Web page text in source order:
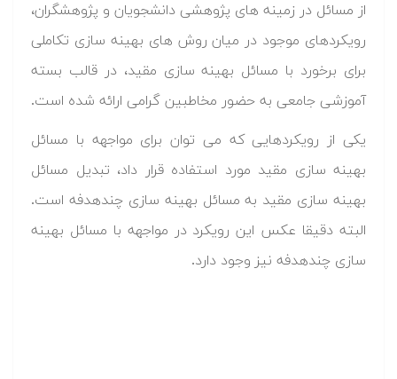
از مسائل در زمینه های پژوهشی دانشجویان و پژوهشگران،
رویکردهای موجود در میان روش های بهینه سازی تکاملی
برای برخورد با مسائل بهینه سازی مقید، در قالب بسته
آموزشی جامعی به حضور مخاطبین گرامی ارائه شده است.
یکی از رویکردهایی که می توان برای مواجهه با مسائل
بهینه سازی مقید مورد استفاده قرار داد، تبدیل مسائل
بهینه سازی مقید به مسائل بهینه سازی چندهدفه است.
البته دقیقا عکس این رویکرد در مواجهه با مسائل بهینه
سازی چندهدفه نیز وجود دارد.